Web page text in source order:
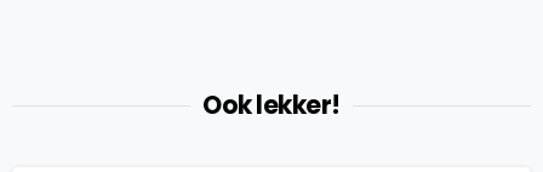
Ook lekker!